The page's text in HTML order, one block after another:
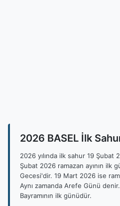
2026 BASEL İlk
2026 yılında ilk sahur 19 Şubat
Şubat 2026 ramazan ayının ilk
Gecesi'dir. 19 Mart 2026 ise
Aynı zamanda Arefe Günü
Bayramının ilk günüdür.